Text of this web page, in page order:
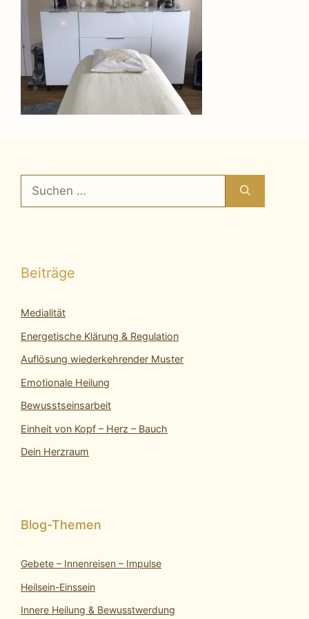
Suchen
nach:
Beiträge
Medialität
Energetische Klärung & Regulation
Auflösung wiederkehrender Muster
Emotionale Heilung
Bewusstseinsarbeit
Einheit von Kopf – Herz – Bauch
Dein Herzraum
Gebete – Innenreisen – Impulse
Heilsein-Einssein
Innere Heilung & Bewusstwerdung